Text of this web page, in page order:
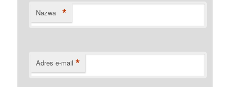
Nazwa *
Adres e-mail *